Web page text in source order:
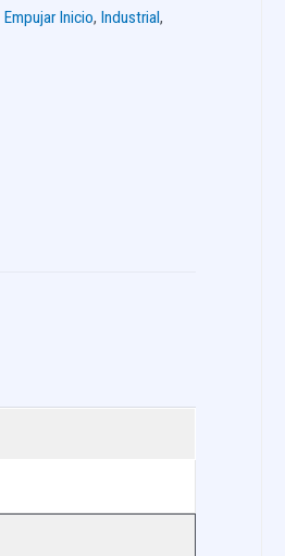
Empujar Inicio, Industrial,